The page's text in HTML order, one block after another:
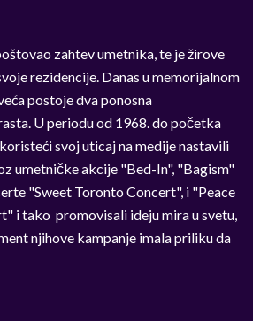
zahtev umetnika, te je žirove
rezidencije. Danas u memorijalnom
postoje dva ponosna
U periodu od 1968. do početka
svoj uticaj na medije nastavili
umetničke akcije "Bed-In", "Bagism"
"Sweet Toronto Concert", i "Peace
i tako promovisali ideju mira u svetu,
njihove kampanje imala priliku da